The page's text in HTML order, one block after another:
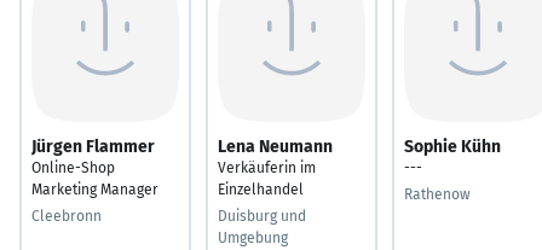
Jürgen Flammer
Online-Shop
Marketing Manager
Cleebronn
Lena Neumann
Verkäuferin im
Einzelhandel
Duisburg und
Umgebung
Sophie Kühn
---
Rathenow